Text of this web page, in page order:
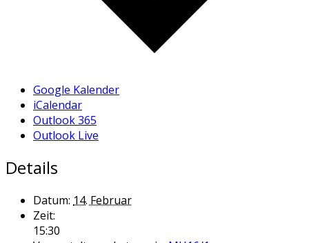
Google Kalender
iCalendar
Outlook 365
Outlook Live
Details
Datum: 14. Februar
Zeit:
15:30